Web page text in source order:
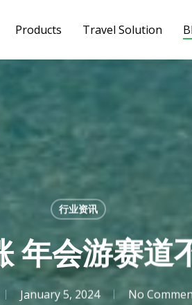
Products Travel Solution
行业资讯
年会游赛道
January 5, 2024 No